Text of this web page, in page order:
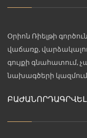
Օրիոն Ռիելթի
վաճառք,
գույքի գնահատում,
նախագծերի
ԲԱԺԱՆՈՐԴԱԳՐՎԵԼ